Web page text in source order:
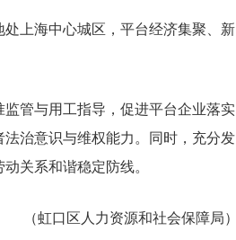
上海中心城区，平台经济集聚、新
管与用工指导，促进平台企业落实
治意识与维权能力。同时，充分发
关系和谐稳定防线。
虹口区人力资源和社会保障局）